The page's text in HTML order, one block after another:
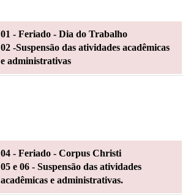
01 - Feriado - Dia do Trabalho
02 -Suspensão das atividades acadêmicas
e administrativas
04 - Feriado - Corpus Christi
05 e 06 - Suspensão das atividades
acadêmicas e administrativas.